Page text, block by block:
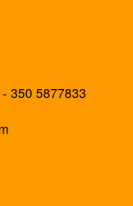
350 5877833